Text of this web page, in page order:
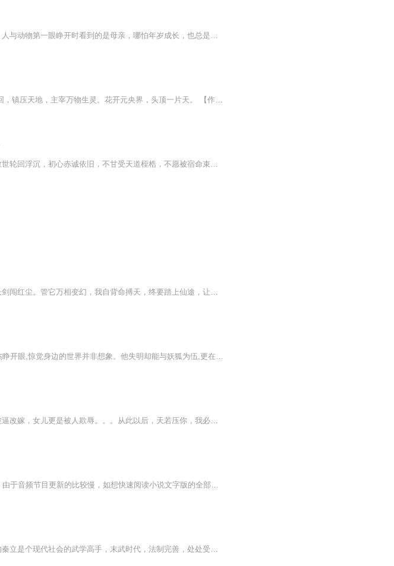
我常常深思自己对许子扬的感情，像是一种认犊情绪，人与动物第一眼睁开时看到的是母亲，哪怕年岁成长，也总是与母亲有着割不断的情感。许子扬曾以雷霆之势劈进我的生命，让我的心毫无防备的缴械投降，即使后来受伤，也终难放下。再遇纠缠，得知他就是唯一...
【内容简介】天赐我神剑，断阴阳，斩生死。 执掌轮回，镇压天地，主宰万物生灵。花开元央界，头顶一片天。 【作者/主播简介】作者：雨下的好大，网络小说作家。主播：墨念【购买须知】1、本作品为付费有声书，前34集为免费试听，购买成功后，即可收听，可...
天道不公，诸神无义，便弃神成魔，逆命而行！历经数世轮回浮沉，初心赤诚依旧，不甘受天道桎梏，不愿被宿命束缚。少年执剑独行，踏遍万相红尘，闯秘境、破强敌、逆天命，以一柄长剑劈开世间所有不公。前路坎坷荆棘丛生，神魔博弈、诸天纷争，他孤身迎战万...
天不公？那就弃神成魔！轮回几世，赤诚不改，一柄长剑闯红尘。管它万相变幻，我自背命搏天，终要踏上仙途，让众神俯首！全程高燃，不服就干！
天门镇只有他一个人?方圆百里竟是无人区?少年苏文杰睁开眼,惊觉身边的世界并非想象。他失明却能与妖狐为伍,更在鬼市中摆摊做买卖,拥有罕见的黄钟神通。武者裘水镜发现这神秘少年,决心追寻他的身世之谜,一行人进入诡异通道,指向一个世外桃源般的存在,或许关...
小说简介：戎马四年，得战神之誉荣归故里，妻子却被逼改嫁，女儿更是被人欺辱。。。从此以后，天若压你，我必碎天！【收听须知】1、《唯我独尊》，主角：楚天江 花瑾婷。2、由于音频节目更新的比较慢，如想快速阅读小说文字版的全部章节，请在微信中搜索公众号【猪八戒文学】，关注后，并在公众号中回复：【281】，便可快速阅读小说文字版全集。（注意：需要在公众号中回复才有效哦）第1章清晨时分，微茫笼罩了整个宁市。城市一条街道上，楚天江站立树下，一动不动。看着零零散散的人群，一时感概颇多。四年戎马，我楚天江终于回来了，老婆，不知你可安好。。有路人驻足稍一打量，总感觉这青年略有不同。修长高大却不粗犷的身材，宛若黑夜中的鹰，细长蕴藏着锐利的黑眸，其内浩瀚的深邃，仿若要将清晨第一缕阳光都吞噬在内。忽有人影靠近，躬身开口……
【收听须知】1、灭世崩天，唯我永恒莫三千凌倾雪2、由于音频节目更新的比较慢，如想快速阅读小说文字版的全部章节，请在微信中搜索公/众/号【毛毛虫文学】，关注后，并在公/众/号中回复：【928】，便可快速阅读小说文字版全集。（注意：需要在公/众/号中回...
【内容简介】天元大陆，强者如林，绝世隐匿！前世的秦立是个现代社会的武学高手，末武时代，法制完善，处处受限，更奈何基础不牢，止步于武极巅峰！尔后，他穿越了……穿越众最大的幸事，不是身份家世，不是财富美人，而是拥有自强不息，改变命运的本钱：...